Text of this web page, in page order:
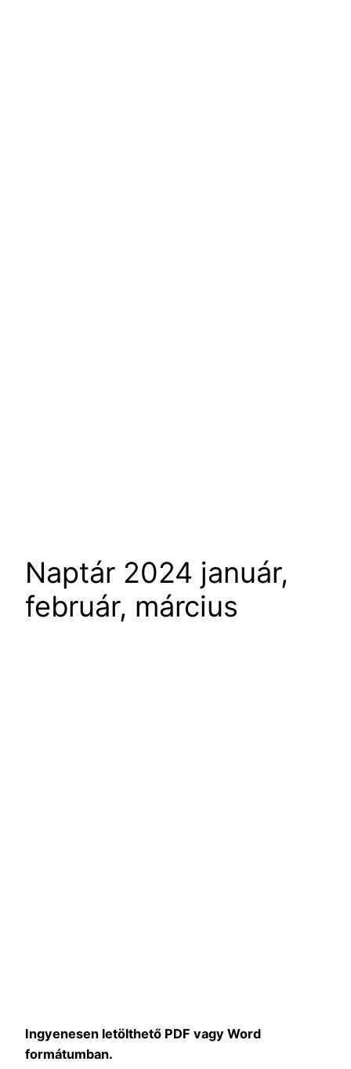
Naptár 2024 január,
február, március
Ingyenesen letölthető PDF vagy Word
formátumban.